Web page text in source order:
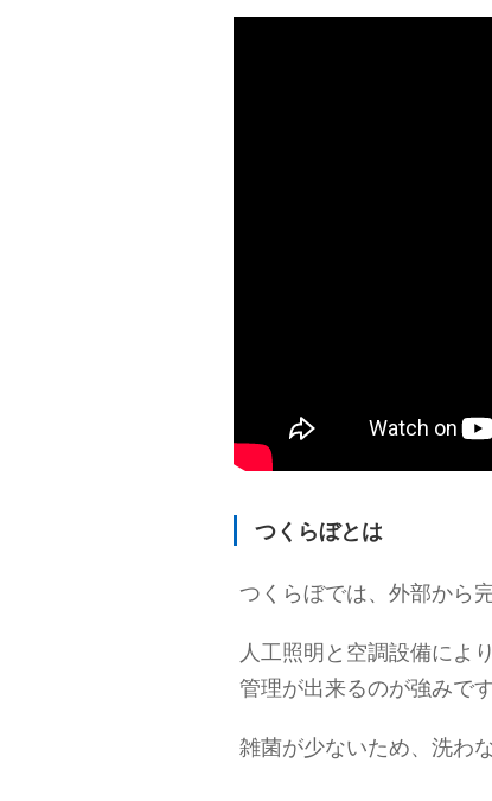
つくらぼとは
つくらぼでは、外部から
人工照明と空調設備によ
管理が出来るのが強みです
雑菌が少ないため、洗わ